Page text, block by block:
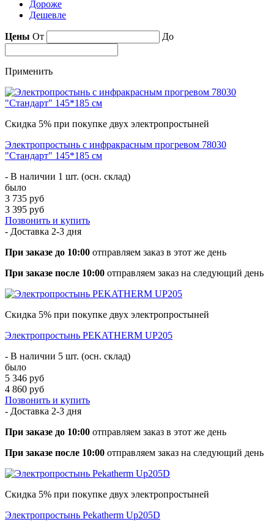
Дороже
Дешевле
Цены От До
Применить
Скидка 5% при покупке двух электропростыней
Электропростынь с инфракрасным прогревом 78030
"Стандарт" 145*185 см
- В наличии 1 шт. (осн. склад)
было
3 735 руб
3 395 руб
Позвонить и купить
- Доставка 2-3 дня
При заказе до 10:00 отправляем заказ в этот же день
При заказе после 10:00 отправляем заказ на следующий день
Скидка 5% при покупке двух электропростыней
Электропростынь PEKATHERM UP205
- В наличии 5 шт. (осн. склад)
было
5 346 руб
4 860 руб
Позвонить и купить
- Доставка 2-3 дня
При заказе до 10:00 отправляем заказ в этот же день
При заказе после 10:00 отправляем заказ на следующий день
Скидка 5% при покупке двух электропростыней
Электропростынь Pekatherm Up205D